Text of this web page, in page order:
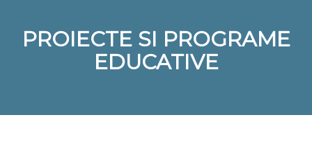
PROIECTE SI PROGRAME
EDUCATIVE